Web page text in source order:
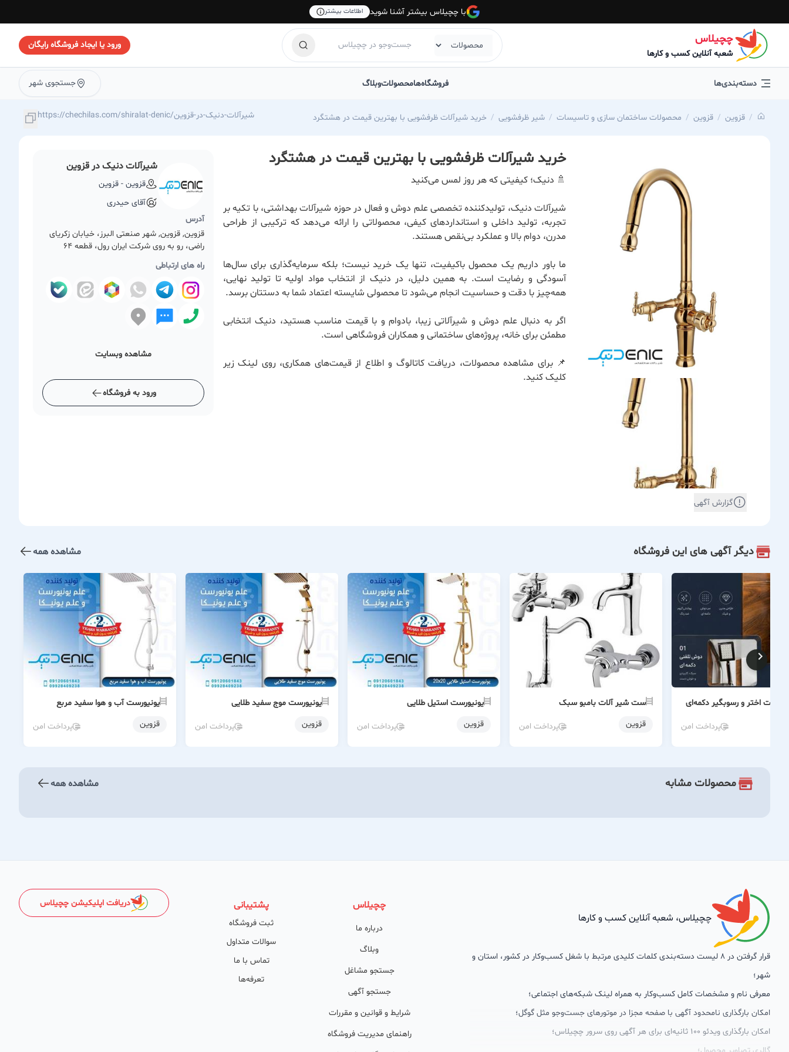
با چچیلاس بیشتر آشنا شوید اطلاعات بیشتر
چچیلاس
شعبه آنلاین کسب و کارها
ورود یا ایجاد فروشگاه رایگان
دسته‌بندی‌ها فروشگاه‌هامحصولاتوبلاگ جستجوی شهر
قزوین قزوین محصولات ساختمان سازی و تاسیسات شیر ظرفشویی خرید شیرآلات ظرفشویی با بهترین قیمت در هشتگرد https://chechilas.com/shiralat-denic/شیرآلات-دنیک-در-قزوین
گزارش آگهی
خرید شیرآلات ظرفشویی با بهترین قیمت در هشتگرد
🚿 دنیک؛ کیفیتی که هر روز لمس می‌کنید
شیرآلات دنیک، تولیدکننده تخصصی علم دوش و فعال در حوزه شیرآلات بهداشتی، با تکیه بر
تجربه، تولید داخلی و استانداردهای کیفی، محصولاتی را ارائه می‌دهد که ترکیبی از طراحی
مدرن، دوام بالا و عملکرد بی‌نقص هستند.
ما باور داریم یک محصول باکیفیت، تنها یک خرید نیست؛ بلکه سرمایه‌گذاری برای سال‌ها
آسودگی و رضایت است. به همین دلیل، در دنیک از انتخاب مواد اولیه تا تولید نهایی،
همه‌چیز با دقت و حساسیت انجام می‌شود تا محصولی شایسته اعتماد شما به دستتان برسد.
اگر به دنبال علم دوش و شیرآلاتی زیبا، بادوام و با قیمت مناسب هستید، دنیک انتخابی
مطمئن برای خانه، پروژه‌های ساختمانی و همکاران فروشگاهی است.
📌 برای مشاهده محصولات، دریافت کاتالوگ و اطلاع از قیمت‌های همکاری، روی لینک زیر
کلیک کنید.
شیرآلات دنیک در قزوین
قزوین - قزوین
آقای حیدری
آدرس
قزوین, قزوین, شهر صنعتی البرز، خیابان زکریای
راضی، رو به روی شرکت ایران رول، قطعه 64
راه های ارتباطی
مشاهده وبسایت
ورود به فروشگاه
دیگر آگهی های این فروشگاه مشاهده همه
اختر و رسوبگیر دکمه‌ای
پرداخت امن
ست شیر آلات بامبو سبک
قزوین
پرداخت امن
یونیورست استیل طلایی
قزوین
پرداخت امن
یونیورست موج سفید طلایی
قزوین
پرداخت امن
یونیورست آب و هوا سفید مربع
قزوین
پرداخت امن
محصولات مشابه مشاهده همه
چچیلاس، شعبه آنلاین کسب و کارها
قرار گرفتن در 8 لیست دسته‌بندی کلمات کلیدی مرتبط با شغل کسب‌وکار در کشور، استان و
شهر؛
معرفی نام و مشخصات کامل کسب‌وکار به همراه لینک شبکه‌های اجتماعی؛
امکان بارگذاری نامحدود آگهی با صفحه مجزا در موتورهای جست‌وجو مثل گوگل؛
امکان بارگذاری ویدئو 100 ثانیه‌ای برای هر آگهی روی سرور چچیلاس؛
چچیلاس
درباره ما
وبلاگ
جستجو مشاغل
جستجو آگهی
شرایط و قوانین و مقررات
راهنمای مدیریت فروشگاه
پشتیبانی
ثبت فروشگاه
سوالات متداول
تماس با ما
تعرفه‌ها
دریافت اپلیکیشن چچیلاس